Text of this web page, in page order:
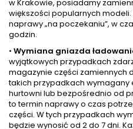
w Krakowie, posiadamy
większości popularnych
naprawy „na poczekaniu”, w
godzin.
• Wymiana gniazda
wyjątkowych przypadkach
magazynie części zamiennych
takich przypadkach
hurtowni lub bezpośrednio od
to termin naprawy o czas
części. W tych przypadkach
będzie wynosić od 2 do 7 dni.